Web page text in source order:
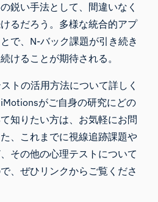
鋭い手法として、間違いなく
るだろう。 多様な統合的アプ
で、N-バック課題が引き続き
けることが期待される。
トの活用方法について詳しく
がご自身の研究にどの
知りたい方は、お気軽にお問
、これまでに視線追跡課題や
その他の心理テストについて
、ぜひリンクからご覧くださ